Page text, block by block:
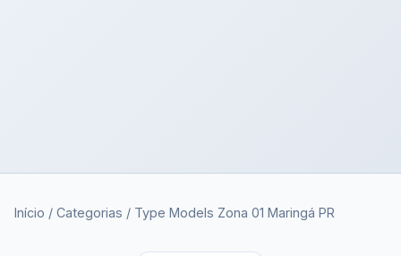
Início / Categorias / Type Models Zona 01 Maringá PR